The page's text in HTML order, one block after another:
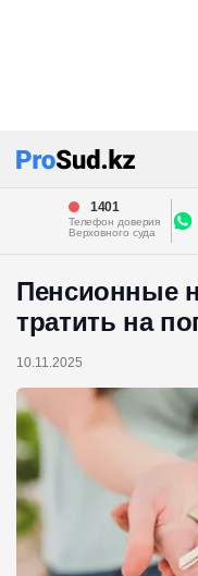
1401
Телефон доверия
Верховного суда
Пенсионные
тратить на
10.11.2025